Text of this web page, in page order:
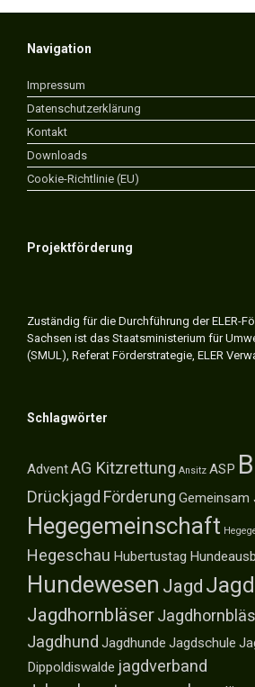
Navigation
Impressum
Datenschutzerklärung
Kontakt
Downloads
Cookie-Richtlinie (EU)
Projektförderung
Zuständig für die Durchführung der ELER-
Sachsen ist das Staatsministerium für
(SMUL), Referat Förderstrategie, ELER
Schlagwörter
AdventAG Kitzrettung Ansitz ASP
Drückjagd Förderung Gemeinsam
Hegegemeinschaft
Hegeschau Hubertustag
Hundewesen Jagd
Jagdhornbläser
Jagdhund Jagdhunde Jagdschule
Dippoldiswalde jagdverband